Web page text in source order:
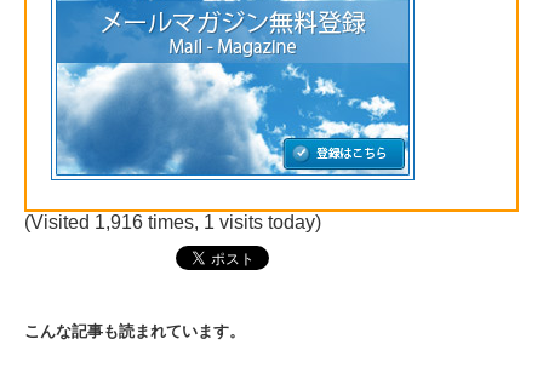
(Visited 1,916 times, 1 visits today)
こんな記事も読まれています。